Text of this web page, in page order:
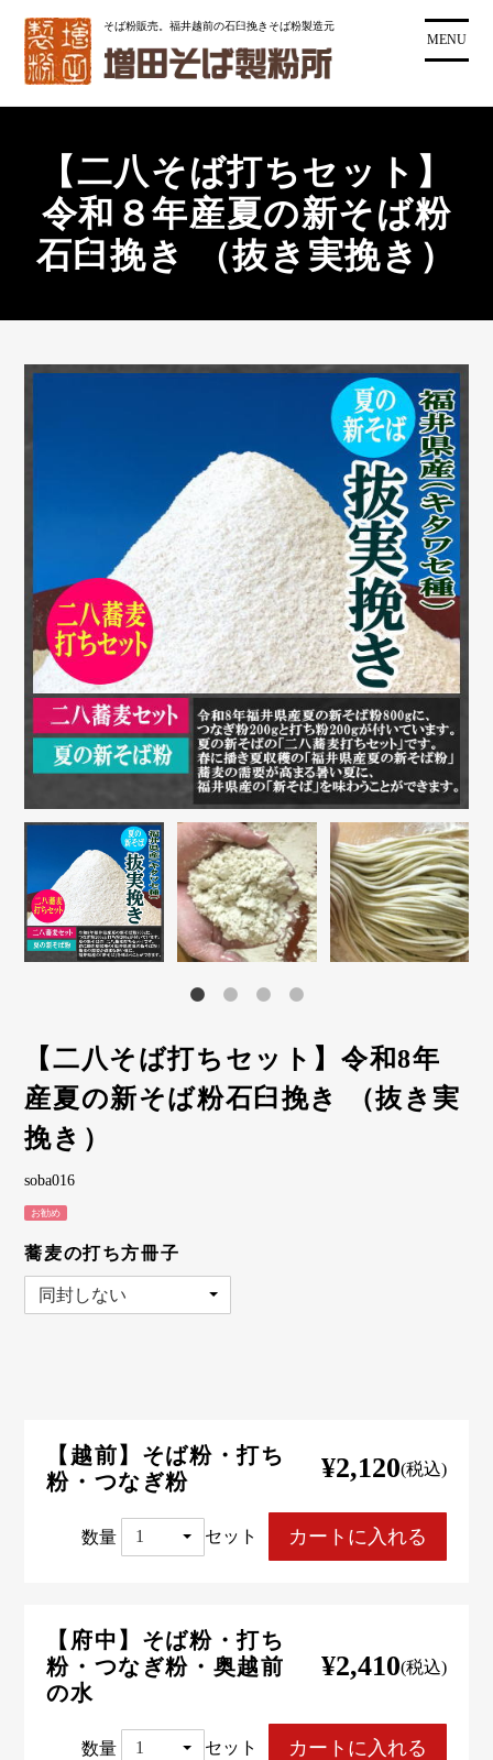
そば粉販売。福井越前の石臼挽きそば粉製造元
MENU
【二八そば打ちセット】
令和８年産夏の新そば粉
石臼挽き （抜き実挽き）
【二八そば打ちセット】令和8年
産夏の新そば粉石臼挽き （抜き実
挽き）
soba016
お勧め
蕎麦の打ち方冊子
【越前】そば粉・打ち
粉・つなぎ粉
¥2,120(税込)
数量 セット
【府中】そば粉・打ち
粉・つなぎ粉・奥越前
の水
¥2,410(税込)
数量 セット